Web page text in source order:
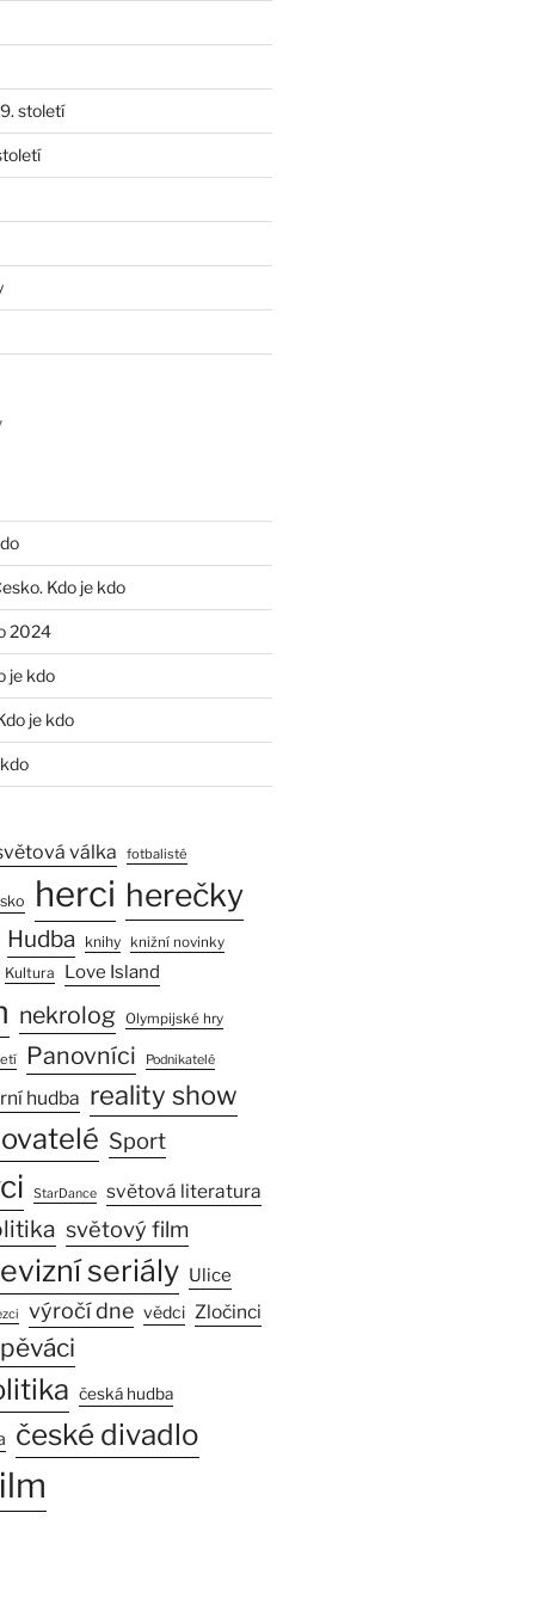
století
Kdo je kdo
2024
je kdo
je kdo
válka fotbalisté
herci herečky
Hudba knihy knižní novinky
Kultura Love Island
nekrolog Olympijské hry
Panovníci Podnikatelé
hudba reality show
Sport
StarDance světová literatura
světový film
seriály Ulice
výročí dne vědci Zločinci
česká hudba
české divadlo